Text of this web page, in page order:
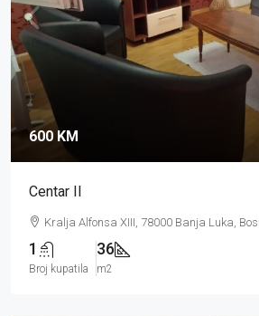
600 KM
Centar II
Kralja Alfonsa XIII, 78000 Banja Luka,
1
Broj kupatila
36
m2